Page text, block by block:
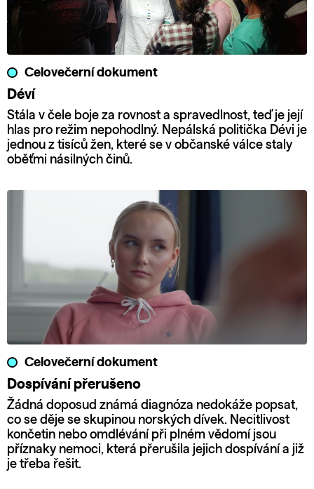
Celovečerní dokument
Déví
Stála v čele boje za rovnost a spravedlnost, teď je její
hlas pro režim nepohodlný. Nepálská politička Dévi je
jednou z tisíců žen, které se v občanské válce staly
oběťmi násilných činů.
Celovečerní dokument
Dospívání přerušeno
Žádná doposud známá diagnóza nedokáže popsat,
co se děje se skupinou norských dívek. Necitlivost
končetin nebo omdlévání při plném vědomí jsou
příznaky nemoci, která přerušila jejich dospívání a již
je třeba řešit.